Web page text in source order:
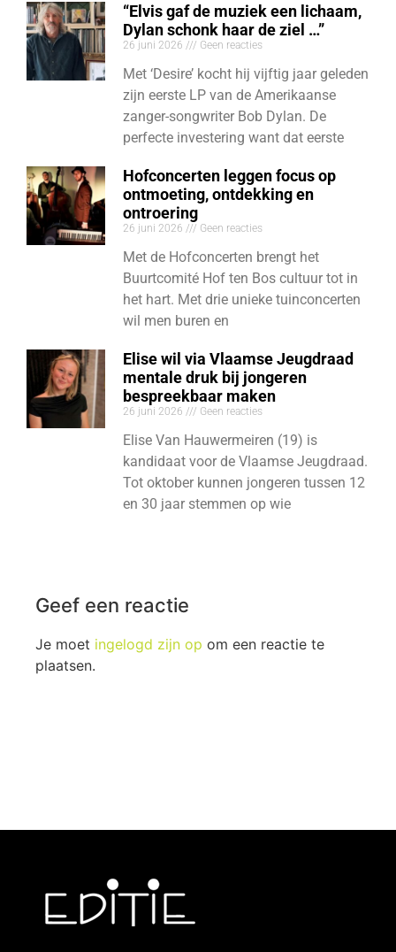
“Elvis gaf de muziek een lichaam,
Dylan schonk haar de ziel …”
26 juni 2026 Geen reacties
Met ‘Desire’ kocht hij vijftig jaar geleden
zijn eerste LP van de Amerikaanse
zanger-songwriter Bob Dylan. De
perfecte investering want dat eerste
Hofconcerten leggen focus op
ontmoeting, ontdekking en
ontroering
26 juni 2026 Geen reacties
Met de Hofconcerten brengt het
Buurtcomité Hof ten Bos cultuur tot in
het hart. Met drie unieke tuinconcerten
wil men buren en
Elise wil via Vlaamse Jeugdraad
mentale druk bij jongeren
bespreekbaar maken
26 juni 2026 Geen reacties
Elise Van Hauwermeiren (19) is
kandidaat voor de Vlaamse Jeugdraad.
Tot oktober kunnen jongeren tussen 12
en 30 jaar stemmen op wie
Geef een reactie
Je moet ingelogd zijn op om een reactie te
plaatsen.